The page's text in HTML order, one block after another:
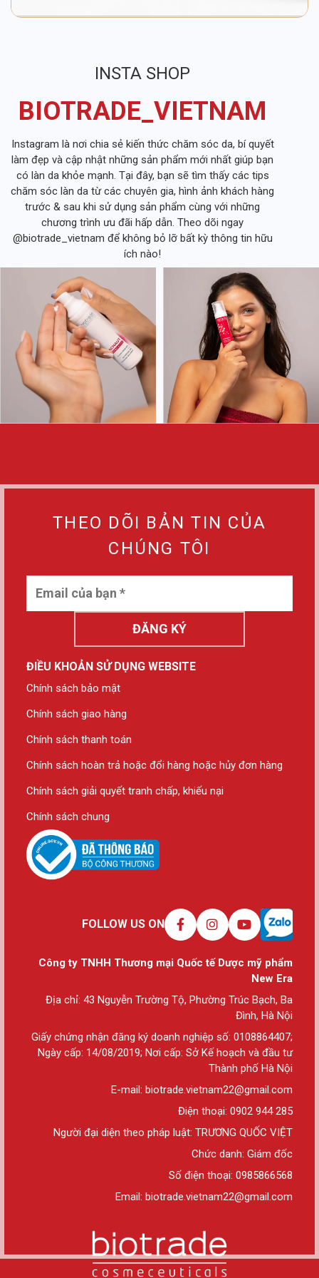
INSTA SHOP
BIOTRADE_VIETNAM
Instagram là nơi chia sẻ kiến thức chăm sóc da, bí quyết
làm đẹp và cập nhật những sản phẩm mới nhất giúp bạn
có làn da khỏe mạnh. Tại đây, bạn sẽ tìm thấy các tips
chăm sóc làn da từ các chuyên gia, hình ảnh khách hàng
trước & sau khi sử dụng sản phẩm cùng với những
chương trình ưu đãi hấp dẫn. Theo dõi ngay
@biotrade_vietnam để không bỏ lỡ bất kỳ thông tin hữu
ích nào!
THEO DÕI BẢN TIN CỦA
CHÚNG TÔI
ĐĂNG KÝ
ĐIỀU KHOẢN SỬ DỤNG WEBSITE
Chính sách bảo mật
Chính sách giao hàng
Chính sách thanh toán
Chính sách hoàn trả hoặc đổi hàng hoặc hủy đơn hàng
Chính sách giải quyết tranh chấp, khiếu nại
Chính sách chung
FOLLOW US ON
Công ty TNHH Thương mại Quốc tế Dược mỹ phẩm
New Era
Địa chỉ: 43 Nguyễn Trường Tộ, Phường Trúc Bạch, Ba
Đình, Hà Nội
Giấy chứng nhận đăng ký doanh nghiệp số: 0108864407;
Ngày cấp: 14/08/2019; Nơi cấp: Sở Kế hoạch và đầu tư
Thành phố Hà Nội
E-mail: biotrade.vietnam22@gmail.com
Điện thoại: 0902 944 285
Người đại diện theo pháp luật: TRƯƠNG QUỐC VIỆT
Chức danh: Giám đốc
Số điện thoại: 0985866568
Email: biotrade.vietnam22@gmail.com